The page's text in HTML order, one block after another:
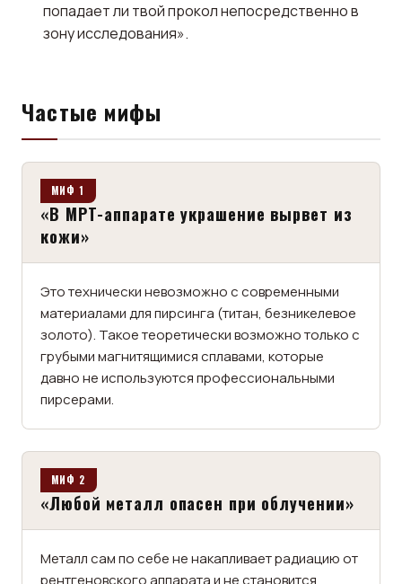
попадает ли твой прокол непосредственно в
зону исследования».
Частые мифы
МИФ 1
«В МРТ-аппарате украшение вырвет из
кожи»
Это технически невозможно с современными
материалами для пирсинга (титан, безникелевое
золото). Такое теоретически возможно только с
грубыми магнитящимися сплавами, которые
давно не используются профессиональными
пирсерами.
МИФ 2
«Любой металл опасен при облучении»
Металл сам по себе не накапливает радиацию от
рентгеновского аппарата и не становится